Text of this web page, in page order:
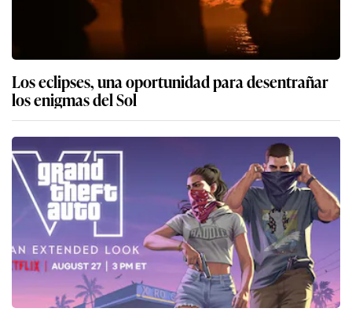
Los eclipses, una oportunidad para desentrañar
los enigmas del Sol